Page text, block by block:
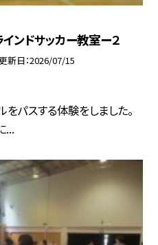
ンドサッカー教室ー２
新日 2026/07/15
パスする体験をしました。
...